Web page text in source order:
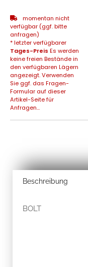
momentan nicht
verfügbar (ggf. bitte
anfragen)
* letzter verfügbarer
Tages-Preis Es werden
keine freien Bestände in
den verfügbaren Lägern
angezeigt. Verwenden
Sie ggf. das Fragen-
Formular auf dieser
Artikel-Seite für
Anfragen...
Beschreibung
BOLT